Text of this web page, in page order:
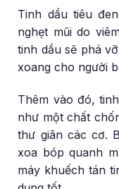
Tinh dầu tiêu
nghẹt mũi do
tinh dầu sẽ phá
xoang cho người
Thêm vào đó,
như một chất
thư giãn các cơ.
xoa bóp quanh
máy khuếch tán